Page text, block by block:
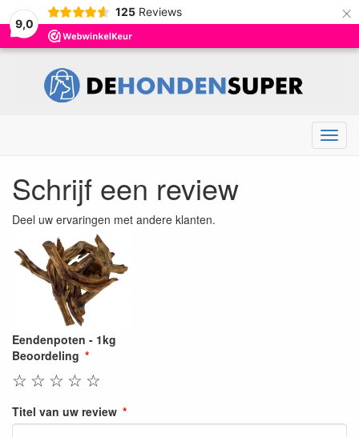
9,0
125 Reviews ×
Menu
Schrijf een review
Deel uw ervaringen met andere klanten.
Eendenpoten - 1kg
Beoordeling
☆
☆
☆
☆
☆
Titel van uw review